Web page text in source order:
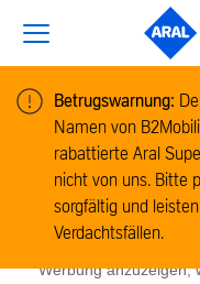
Cookie-
Wir verwenden
unserer Website zu
das Funktionieren der
Werbung anzuzeigen,
Betrugswarnung:
Namen von
rabattierte Aral
nicht von uns. Bitte
sorgfältig und
Verdachtsfällen.